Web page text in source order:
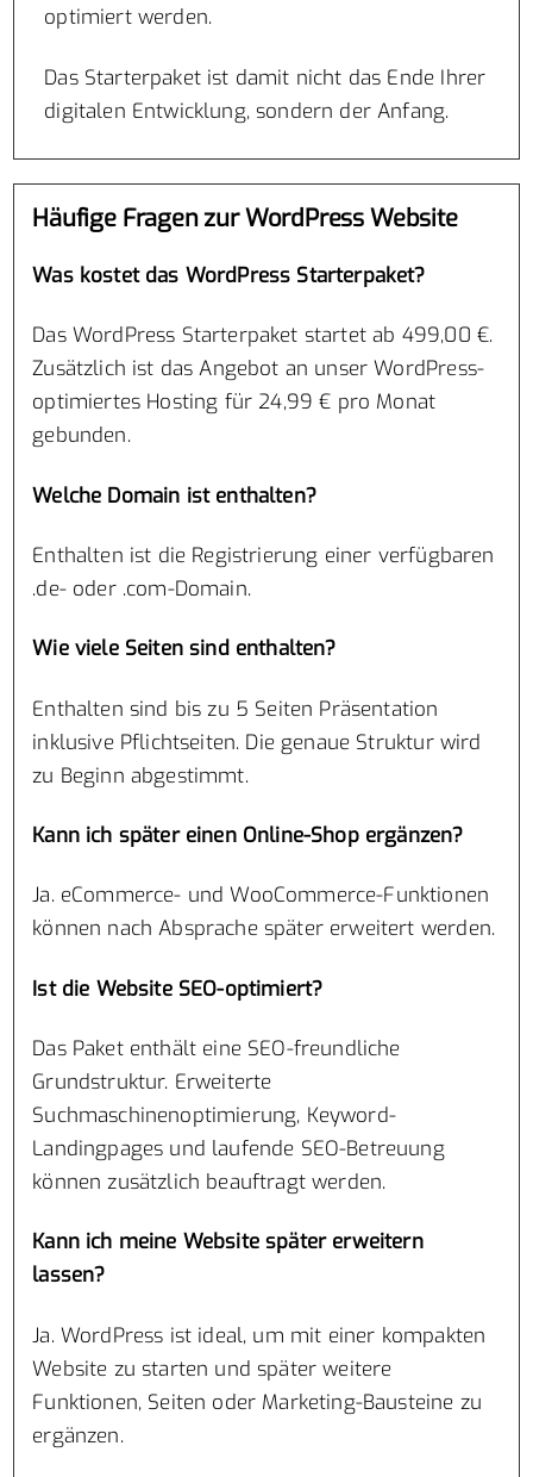
optimiert werden.
Das Starterpaket ist damit nicht das Ende Ihrer
digitalen Entwicklung, sondern der Anfang.
Häufige Fragen zur WordPress Website
Was kostet das WordPress Starterpaket?
Das WordPress Starterpaket startet ab 499,00 €.
Zusätzlich ist das Angebot an unser WordPress-
optimiertes Hosting für 24,99 € pro Monat
gebunden.
Welche Domain ist enthalten?
Enthalten ist die Registrierung einer verfügbaren
.de- oder .com-Domain.
Wie viele Seiten sind enthalten?
Enthalten sind bis zu 5 Seiten Präsentation
inklusive Pflichtseiten. Die genaue Struktur wird
zu Beginn abgestimmt.
Kann ich später einen Online-Shop ergänzen?
Ja. eCommerce- und WooCommerce-Funktionen
können nach Absprache später erweitert werden.
Ist die Website SEO-optimiert?
Das Paket enthält eine SEO-freundliche
Grundstruktur. Erweiterte
Suchmaschinenoptimierung, Keyword-
Landingpages und laufende SEO-Betreuung
können zusätzlich beauftragt werden.
Kann ich meine Website später erweitern
lassen?
Ja. WordPress ist ideal, um mit einer kompakten
Website zu starten und später weitere
Funktionen, Seiten oder Marketing-Bausteine zu
ergänzen.